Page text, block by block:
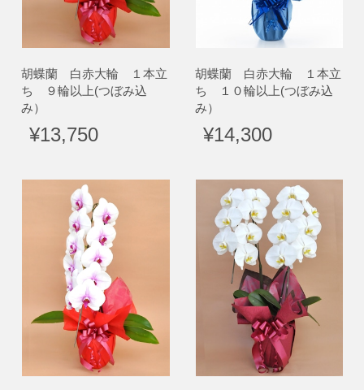
胡蝶蘭 白赤大輪 １本立
ち ９輪以上(つぼみ込
み）
¥13,750
胡蝶蘭 白赤大輪 １本立
ち １０輪以上(つぼみ込
み）
¥14,300